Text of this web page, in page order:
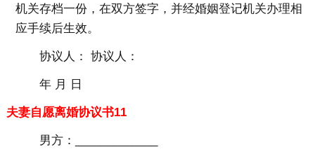
机关存档一份，在双方签字，并经婚姻登记机关办理相
应手续后生效。
协议人： 协议人：
年 月 日
夫妻自愿离婚协议书11
男方：_____________